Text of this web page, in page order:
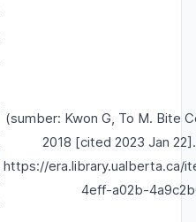
(sumber: Kwon G, To M. Bite
2018 [cited 2023 Jan
https://era.library.ualberta.ca/
4eff-a02b-